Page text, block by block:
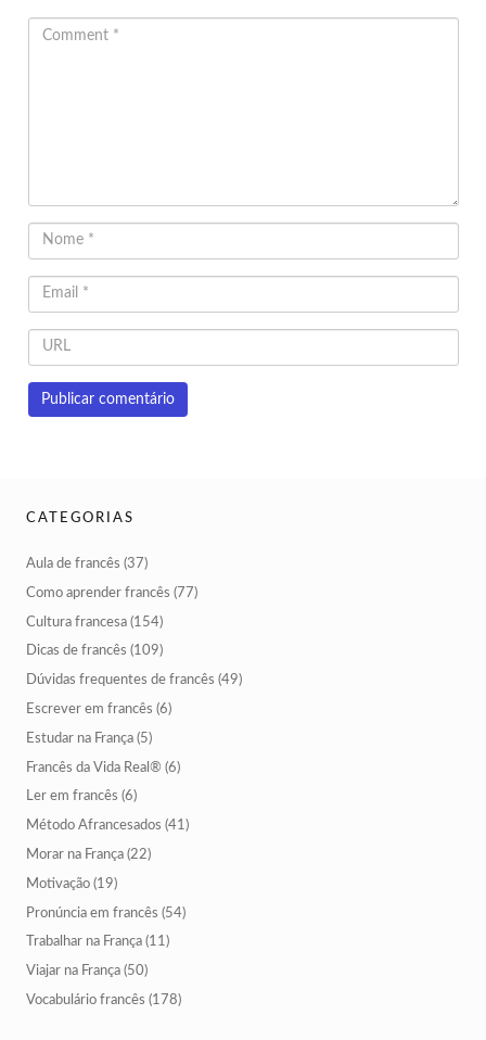
CATEGORIAS
Aula de francês (37)
Como aprender francês (77)
Cultura francesa (154)
Dicas de francês (109)
Dúvidas frequentes de francês (49)
Escrever em francês (6)
Estudar na França (5)
Francês da Vida Real® (6)
Ler em francês (6)
Método Afrancesados (41)
Morar na França (22)
Motivação (19)
Pronúncia em francês (54)
Trabalhar na França (11)
Viajar na França (50)
Vocabulário francês (178)